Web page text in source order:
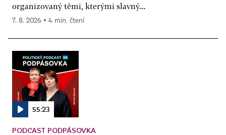
organizovaný těmi, kterými slavný...
7. 8. 2026 ▪ 4 min. čtení
55:23
PODCAST PODPÁSOVKA